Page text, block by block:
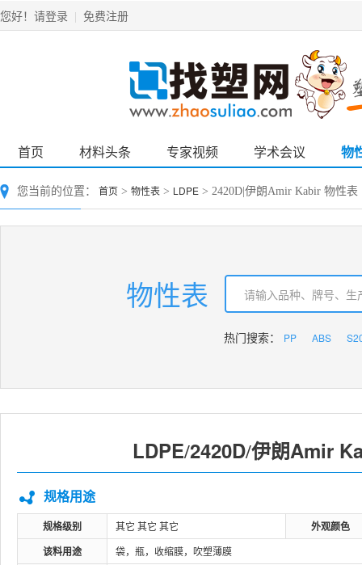
您好！ 请登录 免费注册
首页 材料头条 专家视频 学术会议 物
您当前的位置： 首页 > 物性表 > LDPE > 2420D|伊朗Amir Kabir 物性表
物性表
热门搜索： PP ABS
LDPE/2420D/伊朗Amir
规格用途
规格级别 其它 其它 其它
外观颜色
该料用途
袋，瓶，收缩膜，吹塑薄膜